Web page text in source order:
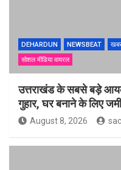
DEHARDUN NEWSBEAT
सोशल मीडिया वायरल
उत्तराखंड के सबसे बड़े
गुहार, घर बनाने के लिए
August 8, 2026